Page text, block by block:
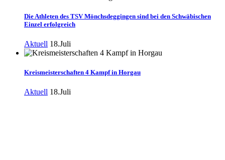
Die Athleten des TSV Mönchsdeggingen sind bei den Schwäbischen
Einzel erfolgreich
Aktuell 18.Juli
Kreismeisterschaften 4 Kampf in Horgau
Aktuell 18.Juli